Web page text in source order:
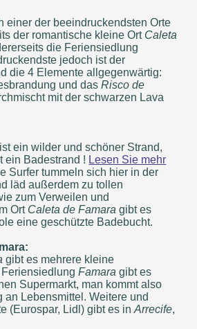
einer der beeindruckendsten Orte
der romantische kleine Ort Caleta
die Feriensiedlung
jedoch ist der
die 4 Elemente allgegenwärtig:
und dasRisco de
mit der schwarzen Lava
ein wilder und schöner Strand,
ein Badestrand ! Lesen Sie mehr
Surfer tummeln sich hier in der
läd außerdem zu tollen
zum Verweilen und
Ort Caleta de Famara gibt es
eine geschützte Badebucht.
gibt es mehrere kleine
FeriensiedlungFamara gibt es
Supermarkt, man kommt also
an Lebensmittel. Weitere und
(Eurospar, Lidl) gibt es inArrecife,